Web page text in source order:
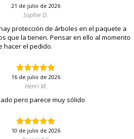
21 de julio de 2026
Sophie D.
protección de árboles en el paquete a
que la tienen. Pensar en ello al momento
hacer el pedido.
16 de julio de 2026
Henri M.
pero parece muy sólido
10 de julio de 2026